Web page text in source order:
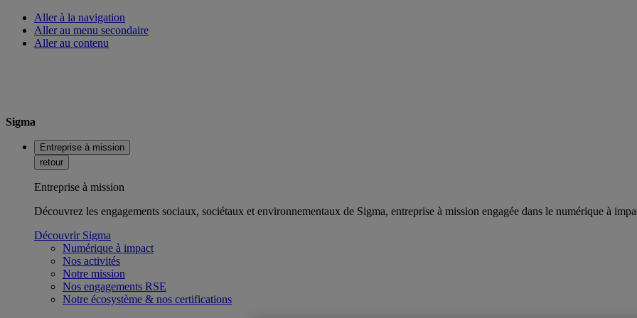
Aller à la navigation
Aller au menu secondaire
Aller au contenu
Sigma
Entreprise à mission
retour
Entreprise à mission
Découvrez les engagements sociaux, sociétaux et environnementaux de Sigma, entreprise à mission engagée dans le numérique à
Découvrir Sigma
Numérique à impact
Nos activités
Notre mission
Nos engagements RSE
Notre écosystème & nos certifications